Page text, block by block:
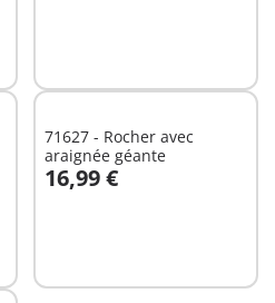
71627 - Rocher avec
araignée géante
16,99 €